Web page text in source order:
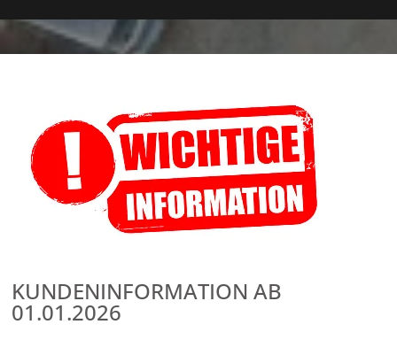
KUNDENINFORMATION AB
01.01.2026